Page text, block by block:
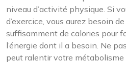
niveau d’activité physique. Si
d’exercice, vous aurez besoin
suffisamment de calories pour
l’énergie dont il a besoin. Ne
peut ralentir votre